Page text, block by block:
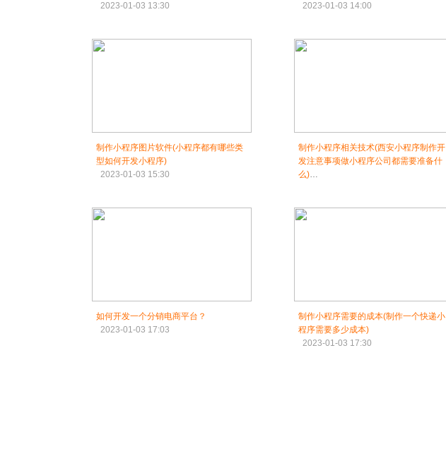
2023-01-03 13:30
2023-01-03 14:00
制作小程序图片软件(小程序都有哪些类
型如何开发小程序)
2023-01-03 15:30
制作小程序相关技术(西安小程序制作开
发注意事项做小程序公司都需要准备什
么)
如何开发一个分销电商平台？
2023-01-03 17:03
制作小程序需要的成本(制作一个快递小
程序需要多少成本)
2023-01-03 17:30